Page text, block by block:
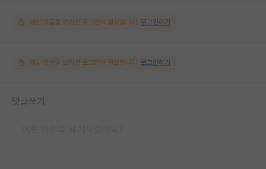
해당 댓글을 보려면 로그인이 필요합니다. 로그인하기
해당 댓글을 보려면 로그인이 필요합니다. 로그인하기
댓글쓰기